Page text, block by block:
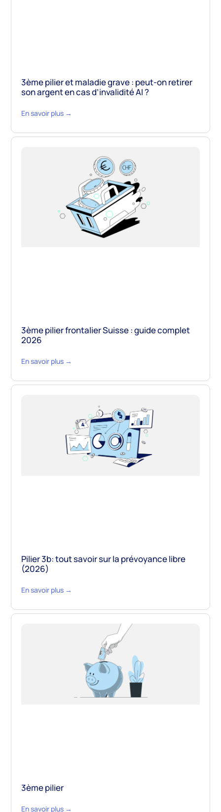
3ème pilier et maladie grave : peut-on retirer
son argent en cas d’invalidité AI ?
En savoir plus →
3ème pilier frontalier Suisse : guide complet
2026
En savoir plus →
Pilier 3b: tout savoir sur la prévoyance libre
(2026)
En savoir plus →
3ème pilier
En savoir plus →